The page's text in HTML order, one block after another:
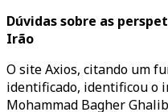
Dúvidas sobre as
Irão
O site Axios, citando um
identificado, identificou o
Mohammad Bagher